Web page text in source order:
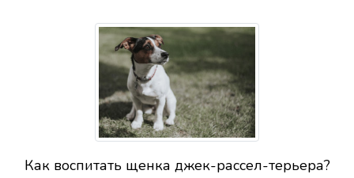
Как воспитать щенка джек-рассел-терьера?